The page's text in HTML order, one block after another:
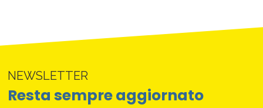
NEWSLETTER
Resta sempre aggiornato